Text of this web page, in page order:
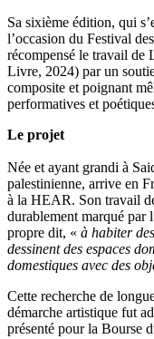
Sa sixième édition, qui
l’occasion du Festival
récompensé le travail
Livre, 2024) par un
composite et poignant
performatives et
Le projet
Née et ayant grandi à
palestinienne, arrive en
à la HEAR. Son travail
durablement marqué par
propre dit, « à habiter
dessinent des espaces
domestiques avec des
Cette recherche de
démarche artistique fut
présenté pour la Bourse